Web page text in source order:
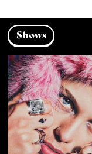
Shows